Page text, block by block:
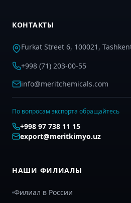
КОНТАКТЫ
Furkat Street 6, 100021,
+998 (71) 203-00-55
info@meritchemicals.com
По вопросам экспорта обращайтесь
+998 97 738 11 15
export@meritkimyo.uz
НАШИ ФИЛИАЛЫ
Филиал в России